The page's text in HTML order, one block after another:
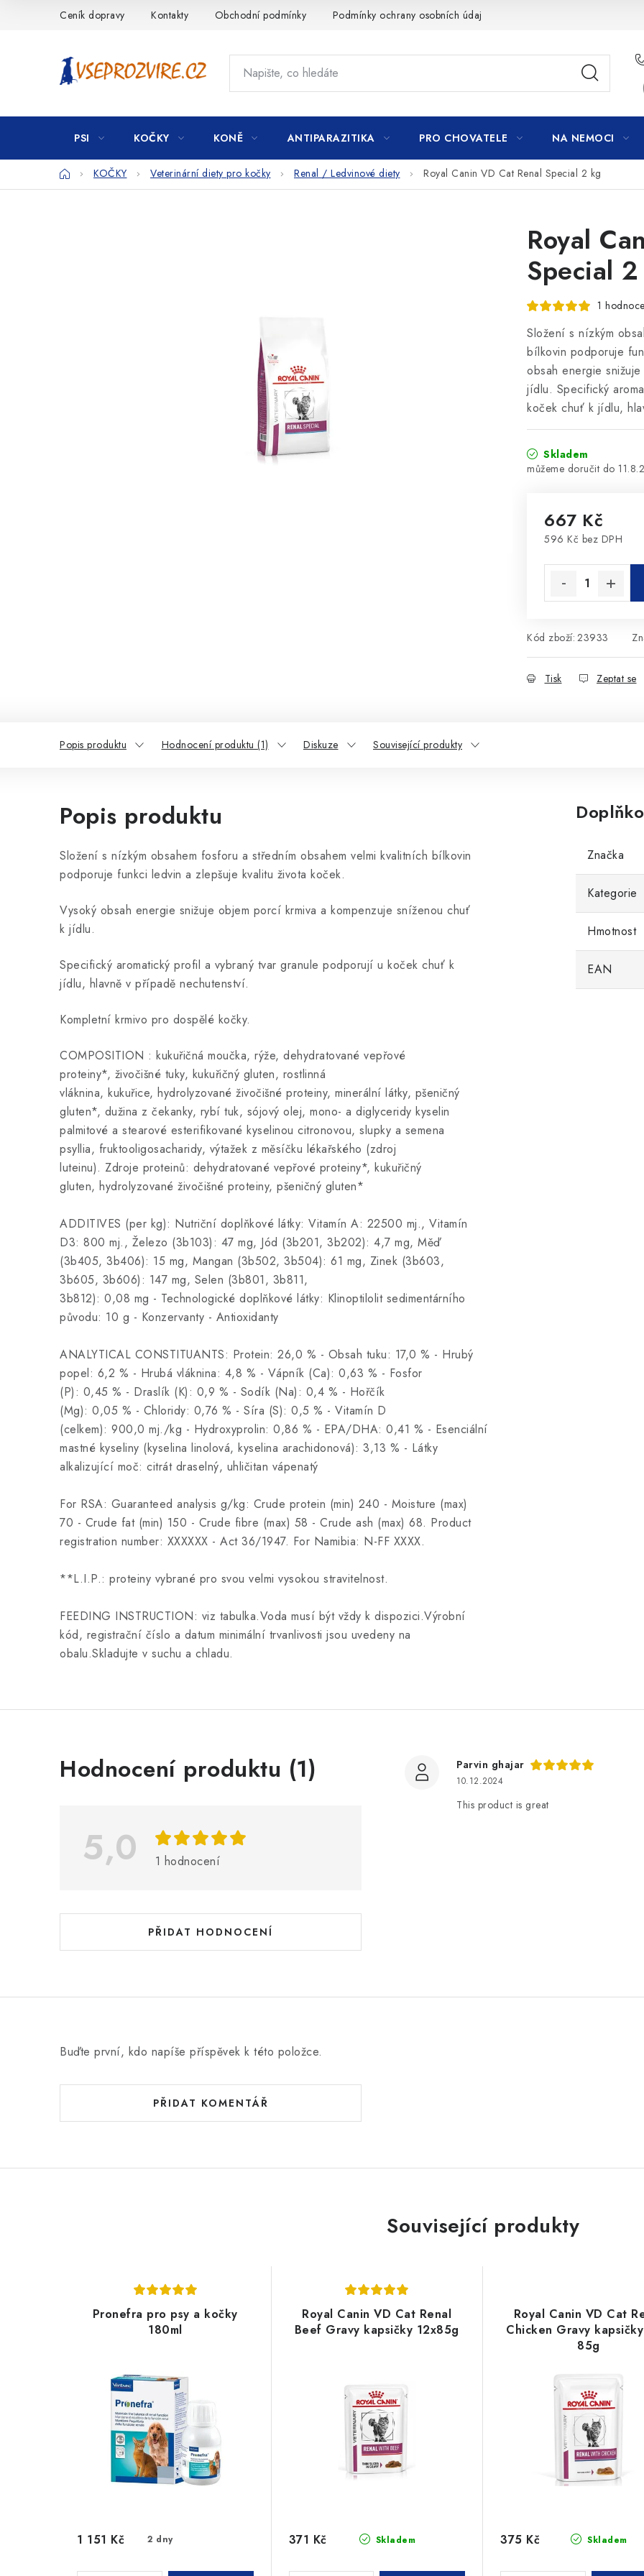
Ceník dopravy Kontakty Obchodní podmínky Podmínky ochrany osobních údajů
PSI KOČKY KONĚ ANTIPARAZITIKA PRO CHOVATELE NA NEMOCI
DomůKOČKY Veterinární diety pro kočky Renal / Ledvinové diety Royal Canin VD Cat Renal Special 2 kg
Royal
Special
1
Složení s nízkým
bílkovin podporuje
obsah energie
jídlu. Specifický
koček chuť k jídlu,
Skladem
667 Kč
596 Kč bez DPH
Kód zboží: 23933
Tisk Zeptat se
Popis produktu Hodnocení produktu (1) Diskuze Související produkty
Popis produktu
Složení s nízkým obsahem fosforu a středním obsahem velmi kvalitních bílkovin
podporuje funkci ledvin a zlepšuje kvalitu života koček.
Vysoký obsah energie snižuje objem porcí krmiva a kompenzuje sníženou chuť
k jídlu.
Specifický aromatický profil a vybraný tvar granule podporují u koček chuť k
jídlu, hlavně v případě nechutenství.
Kompletní krmivo pro dospělé kočky.
COMPOSITION : kukuřičná moučka, rýže, dehydratované vepřové
proteiny*, živočišné tuky, kukuřičný gluten, rostlinná
vláknina, kukuřice, hydrolyzované živočišné proteiny, minerální látky, pšeničný
gluten*, dužina z čekanky, rybí tuk, sójový olej, mono- a diglyceridy kyselin
palmitové a stearové esterifikované kyselinou citronovou, slupky a semena
psyllia, fruktooligosacharidy, výtažek z měsíčku lékařského (zdroj
luteinu). Zdroje proteinů: dehydratované vepřové proteiny*, kukuřičný
gluten, hydrolyzované živočišné proteiny, pšeničný gluten*
ADDITIVES (per kg): Nutriční doplňkové látky: Vitamín A: 22500 mj., Vitamín
D3: 800 mj., Železo (3b103): 47 mg, Jód (3b201, 3b202): 4,7 mg, Měď
(3b405, 3b406): 15 mg, Mangan (3b502, 3b504): 61 mg, Zinek (3b603,
3b605, 3b606): 147 mg, Selen (3b801, 3b811,
3b812): 0,08 mg - Technologické doplňkové látky: Klinoptilolit sedimentárního
původu: 10 g - Konzervanty - Antioxidanty
ANALYTICAL CONSTITUANTS: Protein: 26,0 % - Obsah tuku: 17,0 % - Hrubý
popel: 6,2 % - Hrubá vláknina: 4,8 % - Vápník (Ca): 0,63 % - Fosfor
(P): 0,45 % - Draslík (K): 0,9 % - Sodík (Na): 0,4 % - Hořčík
(Mg): 0,05 % - Chloridy: 0,76 % - Síra (S): 0,5 % - Vitamín D
(celkem): 900,0 mj./kg - Hydroxyprolin: 0,86 % - EPA/DHA: 0,41 % - Esenciální
mastné kyseliny (kyselina linolová, kyselina arachidonová): 3,13 % - Látky
alkalizující moč: citrát draselný, uhličitan vápenatý
For RSA: Guaranteed analysis g/kg: Crude protein (min) 240 - Moisture (max)
70 - Crude fat (min) 150 - Crude fibre (max) 58 - Crude ash (max) 68. Product
registration number: XXXXXX - Act 36/1947. For Namibia: N-FF XXXX.
**L.I.P.: proteiny vybrané pro svou velmi vysokou stravitelnost.
FEEDING INSTRUCTION: viz tabulka.Voda musí být vždy k dispozici.Výrobní
kód, registrační číslo a datum minimální trvanlivosti jsou uvedeny na
obalu.Skladujte v suchu a chladu.
Značka
Kategorie
Hmotnost
EAN
Hodnocení produktu (1)
5,0 1 hodnocení
PŘIDAT HODNOCENÍ
V
o
n
c
n
Parvin ghajar
10.12.2024
This product is great
Buďte první, kdo napíše příspěvek k této položce.
PŘIDAT KOMENTÁŘ
Související produkty
Pronefra pro psy a kočky
180ml
2 dny
1 151 Kč
Royal Canin VD Cat Renal
Beef Gravy kapsičky 12x85g
Skladem
371 Kč
Royal Canin VD Cat
Chicken Gravy
85g
Skladem
375 Kč